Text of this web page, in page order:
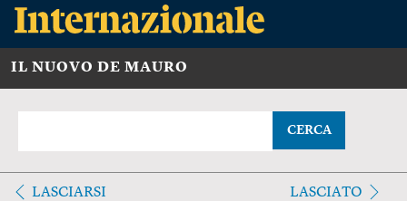
IL NUOVO DE MAURO
CERCA
LASCIARSI LASCIATO